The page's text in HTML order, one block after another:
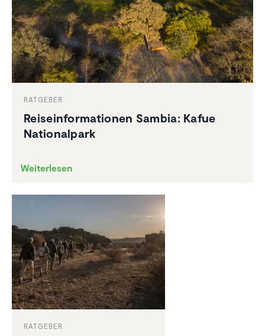
RATGEBER
Reise­infor­ma­tionen Sambia: Kafue
Natio­nal­park
Weiterlesen
RATGEBER